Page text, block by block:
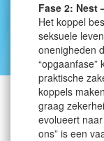
Fase 2: Nest
Het koppel
seksuele
onenigheden
praktische
koppels
graag
evolueert
ons” is een